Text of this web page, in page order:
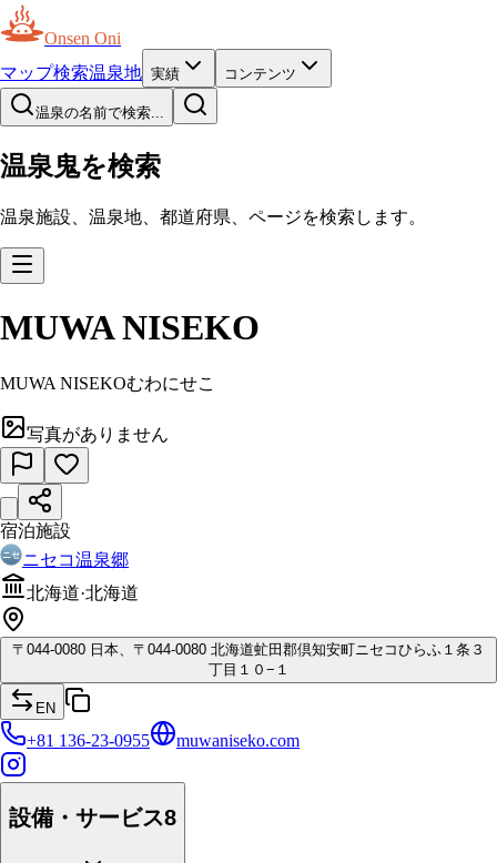
Onsen Oni
マップ検索温泉地 実績 コンテンツ
温泉の名前で検索...
温泉鬼を検索
温泉施設、温泉地、都道府県、ページを検索します。
MUWA NISEKO
MUWA NISEKOむわにせこ
写真がありません
宿泊施設
ニセコ温泉郷
北海道·北海道
〒 044-0080 日本、〒044-0080 北海道虻田郡倶知安町ニセコひらふ１条３
丁目１０−１
EN
+81 136-23-0955 muwaniseko.com
設備・サービス8